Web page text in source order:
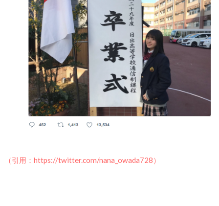
（引用：https://twitter.com/nana_owada728）